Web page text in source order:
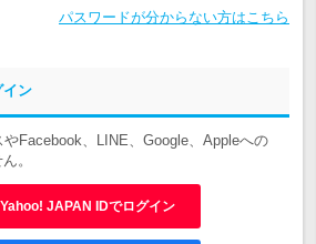
パスワードが分からない方はこちら
イン
Facebook、LINE、Google、Appleへの
。
Yahoo! JAPAN IDでログイン